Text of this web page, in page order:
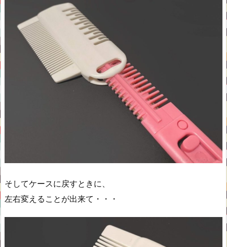
そしてケースに戻すときに、
左右変えることが出来て・・・